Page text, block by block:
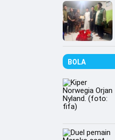
BOLA